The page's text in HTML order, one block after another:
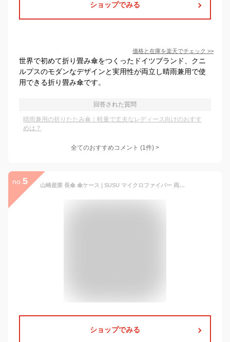
ショップでみる
価格と在庫を楽天でチェック >>
世界で初めて折り畳み傘をつくったドイツブランド、クニ
ルプスのモダンなデザインと実用性が両立し晴雨兼用で使
用できる折り畳み傘です。
回答された質問
晴雨兼用の折りたたみ傘｜軽量で丈夫なレディース向けのおすす
めは？
全てのおすすめコメント (1件) >
no. 5 山崎産業 長傘 傘ケース | SUSU マイクロファイバー 両面 給水 傘袋 濡れたまま 取っ手付き 車内用 雨の日 移動 黒 傘入れ 移動 吸水傘ケース 雨 傘カバー 通学 通勤 カバー 傘 ケース なががさ
ショップでみる